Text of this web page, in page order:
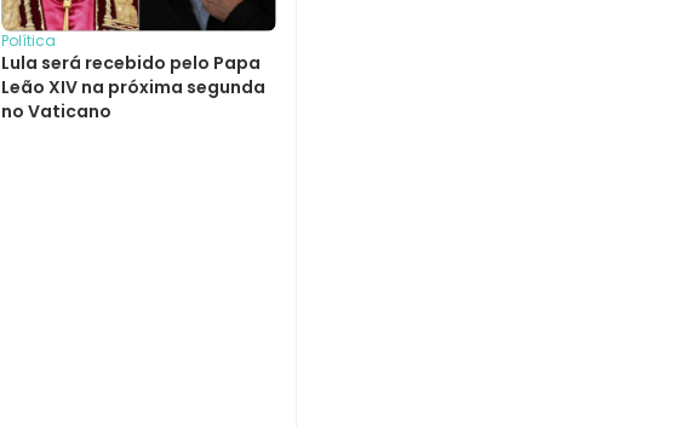
Política
Lula será recebido pelo Papa
Leão XIV na próxima segunda
no Vaticano